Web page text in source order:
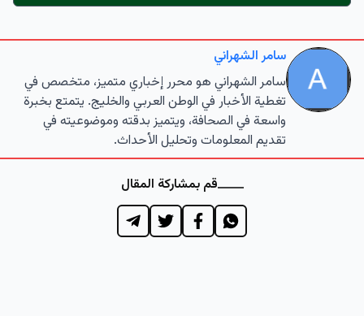
سامر الشهراني
سامر الشهراني هو محرر إخباري متميز، متخصص في
تغطية الأخبار في الوطن العربي والخليج. يتمتع بخبرة
واسعة في الصحافة، ويتميز بدقته وموضوعيته في
تقديم المعلومات وتحليل الأحداث.
قم بمشاركة المقال